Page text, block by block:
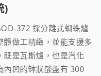
)
372 採分離式蜘蛛爐
體做工精緻，並能支援多
既是瓦斯爐，也是汽化
內凹的缽狀燄盤有 300